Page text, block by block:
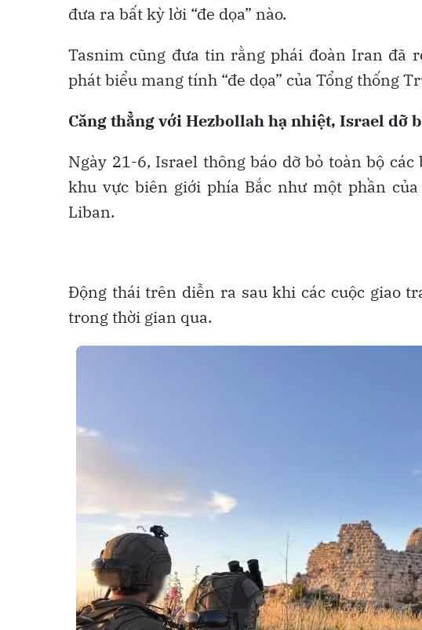
đưa ra bất kỳ lời “đe dọa” nào.
Tasnim cũng đưa tin rằng phái đoàn Iran đã
phát biểu mang tính “đe dọa” của Tổng thống
Căng thẳng với Hezbollah hạ nhiệt, Israel dỡ
Ngày 21-6, Israel thông báo dỡ bỏ toàn bộ
khu vực biên giới phía Bắc như một phần
Liban.
Động thái trên diễn ra sau khi các cuộc giao
trong thời gian qua.